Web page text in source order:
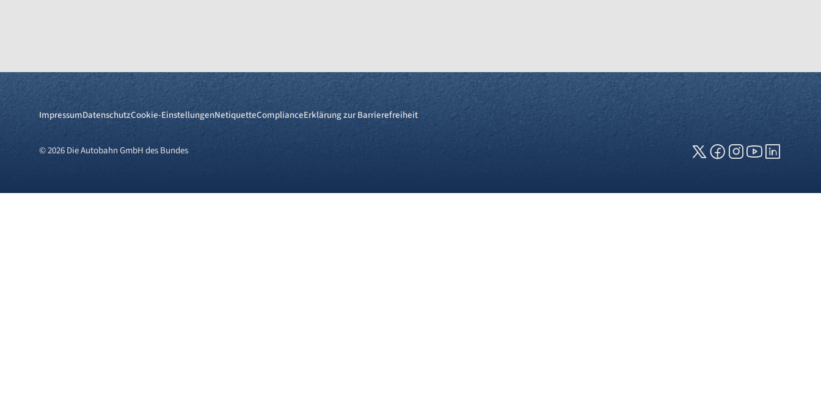
ImpressumDatenschutzCookie-EinstellungenNetiquetteComplianceErklärung zur Barrierefreiheit
© 2026 Die Autobahn GmbH des Bundes